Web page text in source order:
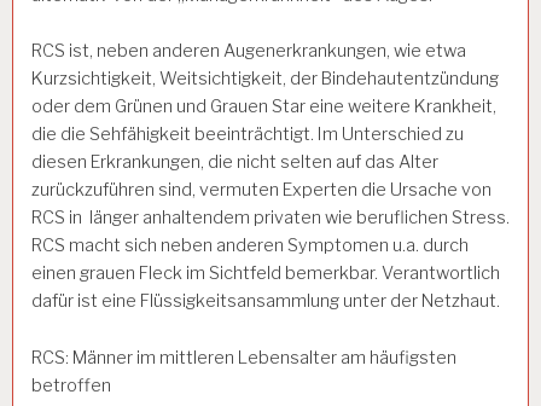
RCS ist, neben anderen Augenerkrankungen, wie etwa
Kurzsichtigkeit, Weitsichtigkeit, der Bindehautentzündung
oder dem Grünen und Grauen Star eine weitere Krankheit,
die die Sehfähigkeit beeinträchtigt. Im Unterschied zu
diesen Erkrankungen, die nicht selten auf das Alter
zurückzuführen sind, vermuten Experten die Ursache von
RCS in länger anhaltendem privaten wie beruflichen Stress.
RCS macht sich neben anderen Symptomen u.a. durch
einen grauen Fleck im Sichtfeld bemerkbar. Verantwortlich
dafür ist eine Flüssigkeitsansammlung unter der Netzhaut.
RCS: Männer im mittleren Lebensalter am häufigsten
betroffen